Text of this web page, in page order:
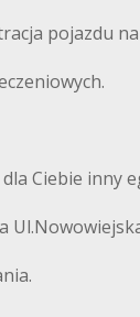
pojazdu
Ciebie inny